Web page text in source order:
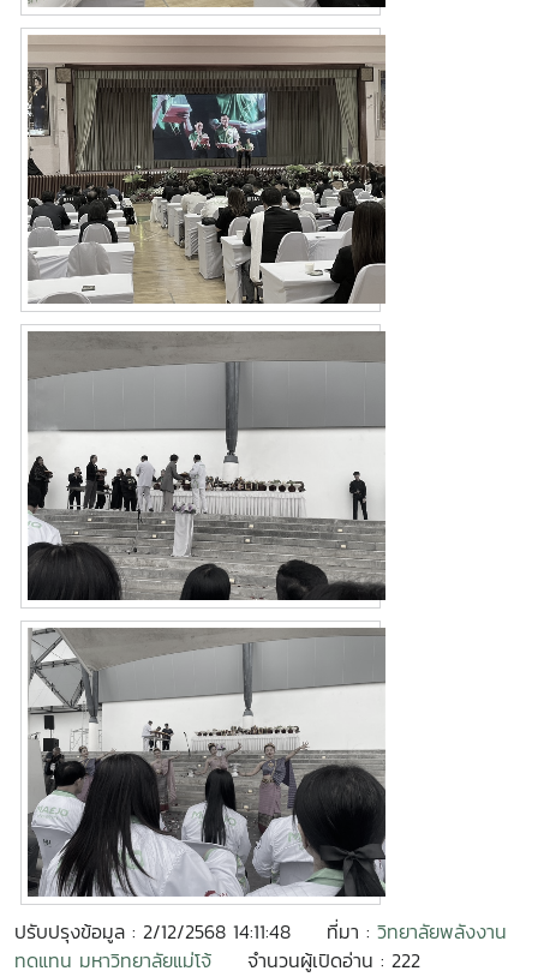
ปรับปรุงข้อมูล : 2/12/2568 14:11:48 ที่มา : วิทยาลัยพลังงาน
ทดแทน มหาวิทยาลัยแม่โจ้
จำนวนผู้เปิดอ่าน : 222